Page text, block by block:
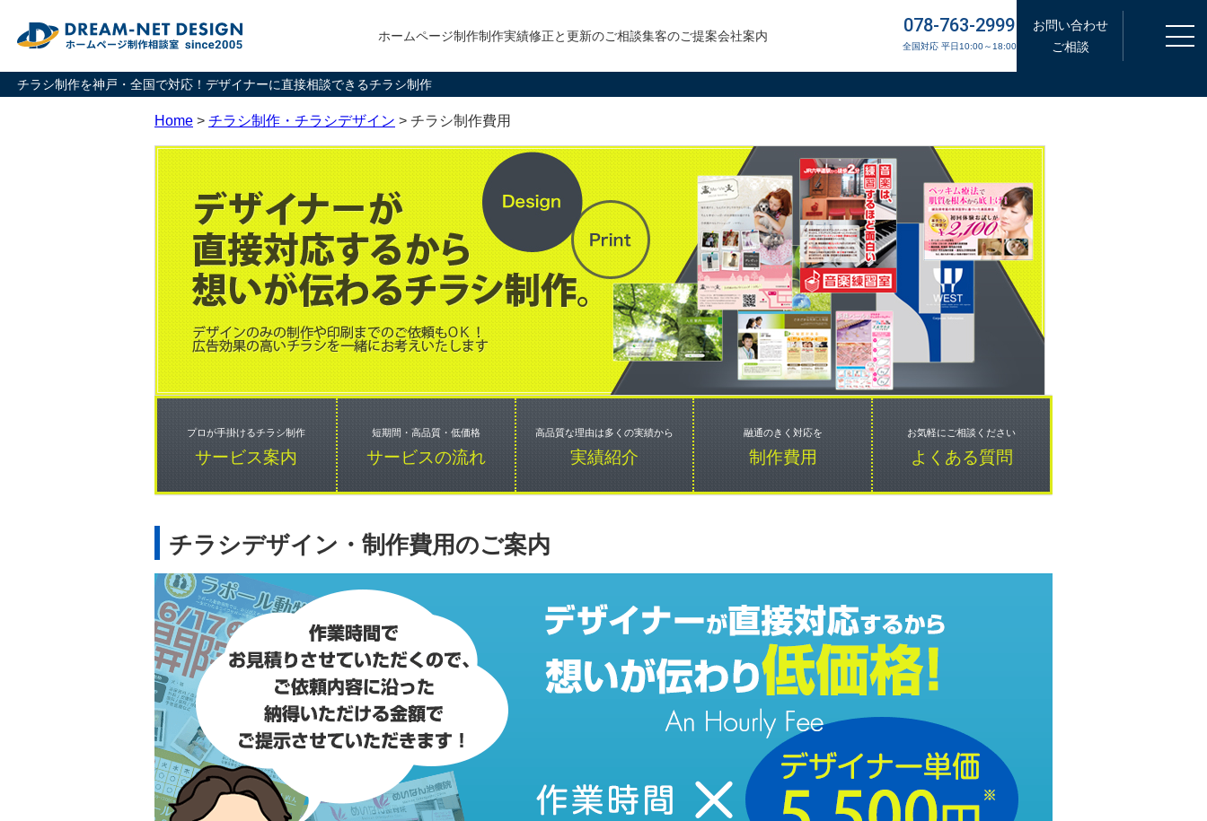
チラシ制作を神戸・全国で対応！デザイナーに直接相談できるチラシ制作
ホームページ制作制作実績修正と更新のご相談集客のご提案会社案内 078-763-2999
全国対応 平日10:00～18:00
お問い合わせ
ご相談
Home > チラシ制作・チラシデザイン > チラシ制作費用
プロが手掛けるチラシ制作
サービス案内
短期間・高品質・低価格
サービスの流れ
高品質な理由は多くの実績から
実績紹介
融通のきく対応を
制作費用
お気軽にご相談ください
よくある質問
チラシデザイン・制作費用のご案内